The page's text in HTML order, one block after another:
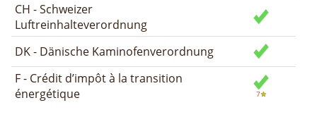
CH - Schweizer
Luftreinhalteverordnung
DK - Dänische Kaminofenverordnung
F - Crédit d’impôt à la transition
énergétique